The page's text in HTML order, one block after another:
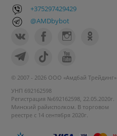
+375297429429
@AMDbybot
© 2007 - 2026 ООО «Амдбай Трейдинг»
УНП 692162598
Регистрация №692162598, 22.05.2020г.
Минский райисполком. В торговом
реестре с 14 сентября 2020г.